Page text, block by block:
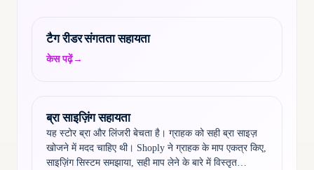
टैग रीडर संगतता सहायता
केस पढ़ें→
ब्रा साइज़िंग सहायता
यह स्टोर ब्रा और लिंजरी बेचता है। ग्राहक को सही ब्रा साइज़
खोजने में मदद चाहिए थी। Shoply ने ग्राहक के माप एकत्र किए,
साइज़िंग सिस्टम समझाया, सही माप लेने के बारे में विस्तृत